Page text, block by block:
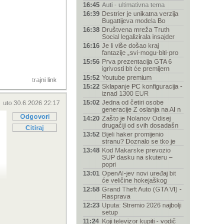
trajni link
uto 30.6.2026 22:17
Odgovori
Citiraj
16:45 Auti - ultimativna tema
16:39 Destrier je unikatna verzija
Bugattijeva modela Bo
16:38 Društvena mreža Truth
Social legalizirala insajder
16:16 Je li više došao kraj
fantazije „svi-mogu-biti-pro
15:56 Prva prezentacija GTA 6
igrivosti bit će premijern
15:52 Youtube premium
15:22 Sklapanje PC konfiguracija -
iznad 1300 EUR
15:02 Jedna od četiri osobe
generacije Z oslanja na AI n
14:20 Zašto je Nolanov Odisej
drugačiji od svih dosadašn
13:52 Bijeli haker promijenio
stranu? Doznalo se tko je
13:48 Kod Makarske prevozio
SUP dasku na skuteru –
popri
13:01 OpenAI-jev novi uređaj bit
će veličine hokejaškog
12:58 Grand Theft Auto (GTA VI) -
Rasprava
12:23 Uputa: Stremio 2026 najbolji
setup
11:24 Koji televizor kupiti - vodič